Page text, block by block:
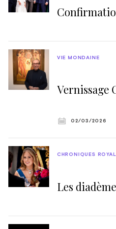
Vernissage
VIE MONDAINE
02/03/2026
Les
CHRONIQUES